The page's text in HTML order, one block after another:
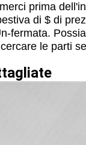
prima
di $ di
fermata.
le parti